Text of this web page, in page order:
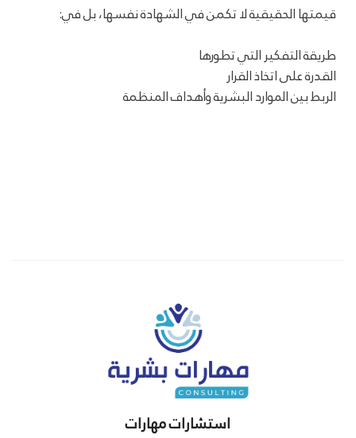
قيمتها الحقيقية لا تكمن في الشهادة نفسها، بل في:
طريقة التفكير التي تطورها
القدرة على اتخاذ القرار
الربط بين الموارد البشرية وأهداف المنظمة
استشارات مهارات